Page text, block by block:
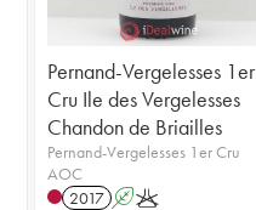
Pernand-Vergelesses 1er
Cru Ile des Vergelesses
Chandon de Briailles
Pernand-Vergelesses 1er Cru
AOC
2017 AK